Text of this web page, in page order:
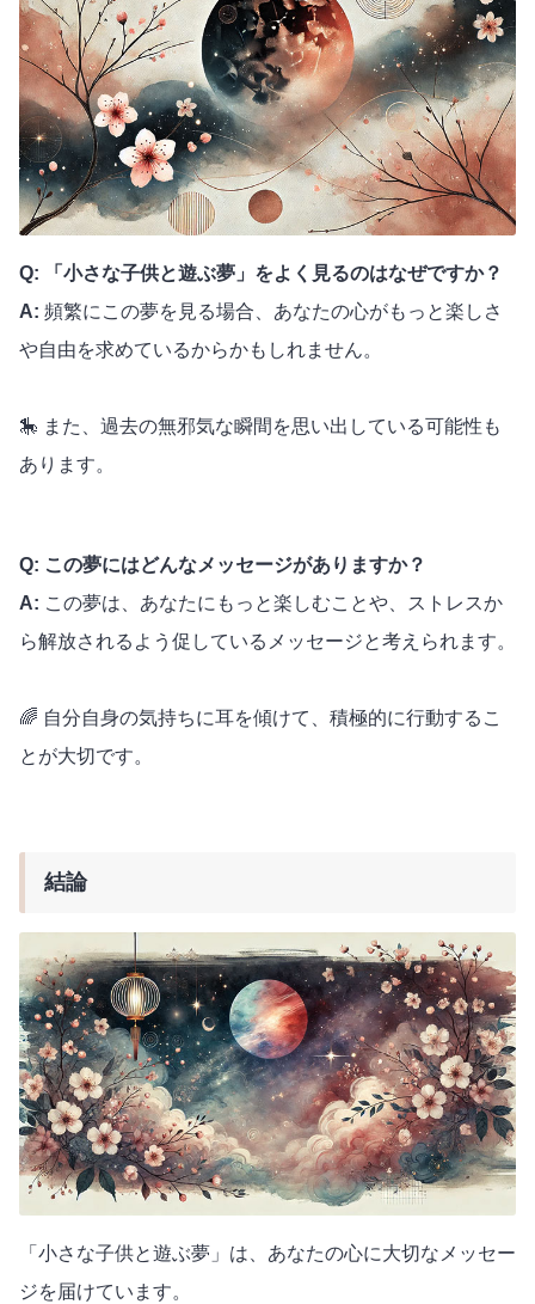
Q: 「小さな子供と遊ぶ夢」をよく見るのはなぜですか？
A: 頻繁にこの夢を見る場合、あなたの心がもっと楽しさ
や自由を求めているからかもしれません。
🎠 また、過去の無邪気な瞬間を思い出している可能性も
あります。
Q: この夢にはどんなメッセージがありますか？
A: この夢は、あなたにもっと楽しむことや、ストレスか
ら解放されるよう促しているメッセージと考えられます。
🌈 自分自身の気持ちに耳を傾けて、積極的に行動するこ
とが大切です。
結論
「小さな子供と遊ぶ夢」は、あなたの心に大切なメッセー
ジを届けています。